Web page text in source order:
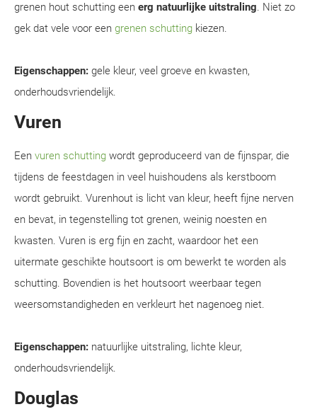
grenen hout schutting een erg natuurlijke uitstraling. Niet zo
gek dat vele voor een grenen schutting kiezen.
Eigenschappen: gele kleur, veel groeve en kwasten,
onderhoudsvriendelijk.
Vuren
Een vuren schutting wordt geproduceerd van de fijnspar, die
tijdens de feestdagen in veel huishoudens als kerstboom
wordt gebruikt. Vurenhout is licht van kleur, heeft fijne nerven
en bevat, in tegenstelling tot grenen, weinig noesten en
kwasten. Vuren is erg fijn en zacht, waardoor het een
uitermate geschikte houtsoort is om bewerkt te worden als
schutting. Bovendien is het houtsoort weerbaar tegen
weersomstandigheden en verkleurt het nagenoeg niet.
Eigenschappen: natuurlijke uitstraling, lichte kleur,
onderhoudsvriendelijk.
Douglas